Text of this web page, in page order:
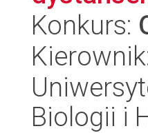
Konkurs:
Biologii i